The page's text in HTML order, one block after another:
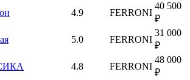
4.9 FERRONI
40 500
₽
5.0 FERRONI
31 000
₽
4.8 FERRONI
48 000
₽